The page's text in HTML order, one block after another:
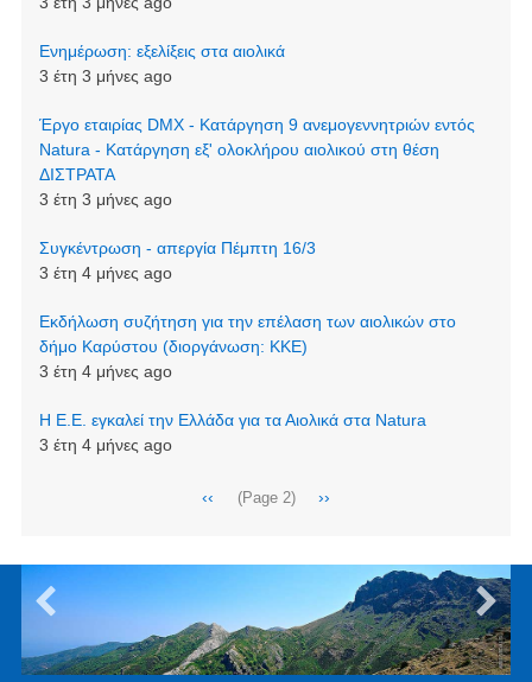
Ενημέρωση: εξελίξεις στα αιολικά
3 έτη 3 μήνες ago
Έργο εταιρίας DMX - Κατάργηση 9 ανεμογεννητριών εντός
Natura - Κατάργηση εξ' ολοκλήρου αιολικού στη θέση
ΔΙΣΤΡΑΤΑ
3 έτη 3 μήνες ago
Συγκέντρωση - απεργία Πέμπτη 16/3
3 έτη 4 μήνες ago
Εκδήλωση συζήτηση για την επέλαση των αιολικών στο
δήμο Καρύστου (διοργάνωση: ΚΚΕ)
3 έτη 4 μήνες ago
Η Ε.Ε. εγκαλεί την Ελλάδα για τα Αιολικά στα Natura
3 έτη 4 μήνες ago
Προηγούμενη
‹‹ (Page 2)
Next
››